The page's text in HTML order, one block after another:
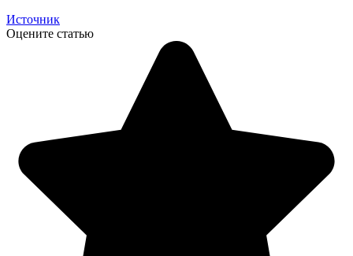
Источник
Оцените статью